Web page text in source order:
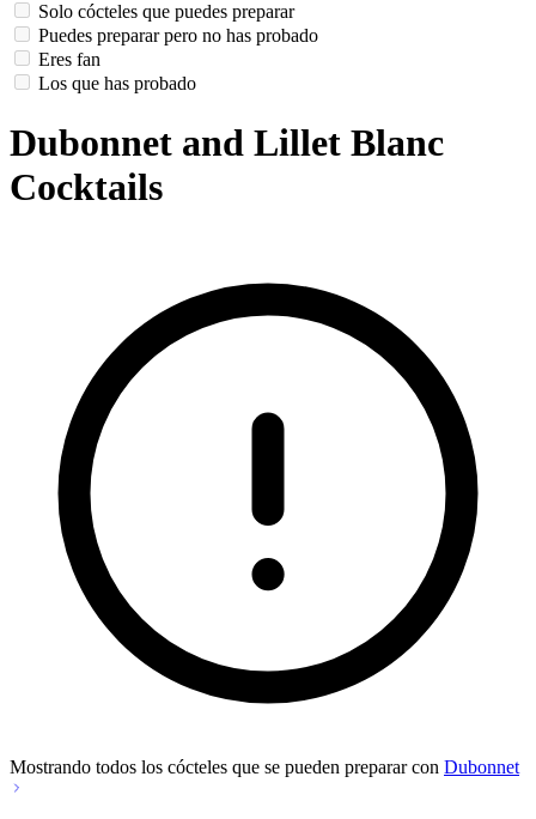
Solo cócteles que puedes preparar
Puedes preparar pero no has probado
Eres fan
Los que has probado
Dubonnet and Lillet Blanc
Cocktails
Mostrando todos los cócteles que se pueden preparar con Dubonnet